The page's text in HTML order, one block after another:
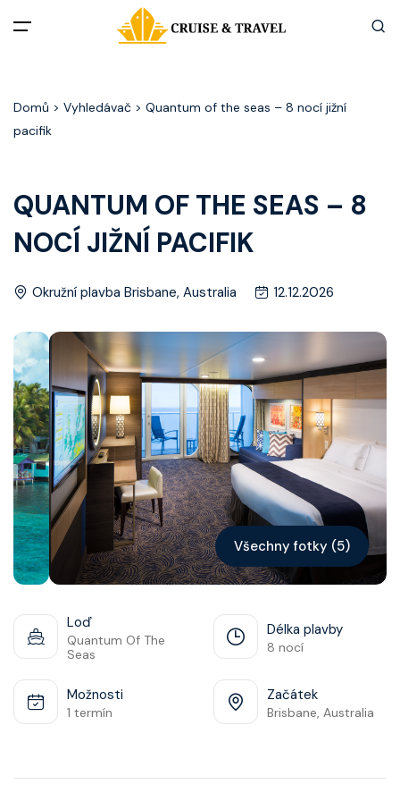
Akční nabídky
Zážitky z plaveb
Články
Kontakt
Vyhledat plavbu
Domů > Vyhledávač > Quantum of the seas – 8 nocí jižní
pacifik
QUANTUM OF THE SEAS – 8
NOCÍ JIŽNÍ PACIFIK
Okružní plavba Brisbane, Australia 12.12.2026
Všechny fotky (5)
Loď
Quantum Of The
Seas
Délka plavby
8 nocí
Možnosti
1 termín
Začátek
Brisbane, Australia